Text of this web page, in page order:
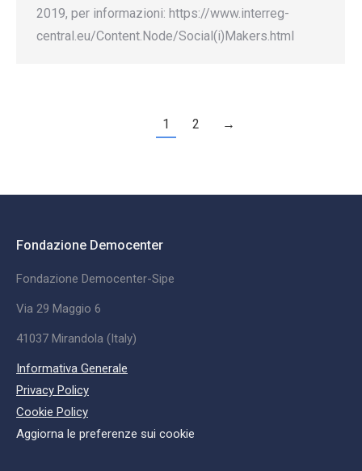
2019, per informazioni: https://www.interreg-
central.eu/Content.Node/Social(i)Makers.html
1 2 →
Fondazione Democenter
Fondazione Democenter-Sipe
Via 29 Maggio 6
41037 Mirandola (Italy)
Informativa Generale
Privacy Policy
Cookie Policy
Aggiorna le preferenze sui cookie